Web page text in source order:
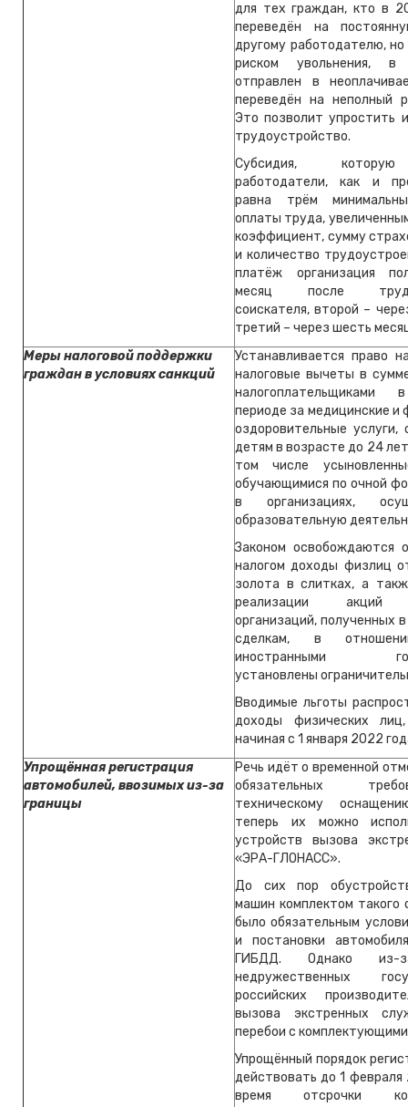
для тех граждан, кто в
переведён на
другому работодателю, но
риском увольнения,
отправлен в
переведён на неполный
Это позволит упростить
трудоустройство.
Субсидия,
работодатели, как и
равна трём
оплаты труда,
коэффициент, сумму
и количество
платёж организация
месяц после
соискателя, второй –
третий – через шесть
Меры налоговой поддержки
граждан в условиях санкций
Устанавливается право
налоговые вычеты в
налогоплательщиками
периоде за медицинские и
оздоровительные услуги,
детям в возрасте до 24
том числе
обучающимися по очной
в организациях,
образовательную
Законом освобождаются
налогом доходы физлиц
золота в слитках, а
реализации акций
организаций, полученных
сделкам, в
иностранными
установлены
Вводимые льготы
доходы физических
начиная с 1 января 2022
Упрощённая регистрация
автомобилей, ввозимых из-за
границы
Речь идёт о временной
обязательных
техническому
теперь их можно
устройств вызова
«ЭРА-ГЛОНАСС».
До сих пор
машин комплектом такого
было обязательным
и постановки
ГИБДД. Однако из-
недружественных
российских
вызова экстренных
перебои с
Упрощённый порядок
действовать до 1 февраля
время отсрочки